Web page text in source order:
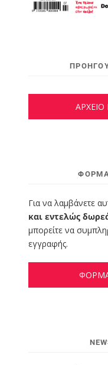
ΑΡΧΕΙΟ
Για να λαμβάνετε
και εντελώς
μπορείτε να
εγγραφής.